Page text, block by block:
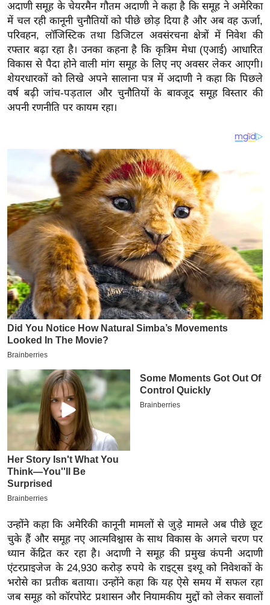
वि
शे
ष
ज्ञ
रा
य
ब
के
ट
P
L
2
0
2
6
क्रा
इ
म
ई
-
प
र
मि
सा
ल
बे
मि
सा
ल
अदाणी समूह के चेयरमैन गौतम अदाणी ने कहा है कि समूह ने अमेरिका
में चल रही कानूनी चुनौतियों को पीछे छोड़ दिया है और अब वह ऊर्जा,
परिवहन, लॉजिस्टिक तथा डिजिटल अवसंरचना क्षेत्रों में निवेश की
रफ्तार बढ़ा रहा है। उनका कहना है कि कृत्रिम मेधा (एआई) आधारित
विकास से पैदा होने वाली मांग समूह के लिए नए अवसर लेकर आएगी।
शेयरधारकों को लिखे अपने सालाना पत्र में अदाणी ने कहा कि पिछले
वर्ष बढ़ी जांच-पड़ताल और चुनौतियों के बावजूद समूह विस्तार की
अपनी रणनीति पर कायम रहा।
उन्होंने कहा कि अमेरिकी कानूनी मामलों से जुड़े मामले अब पीछे छूट
चुके हैं और समूह नए आत्मविश्वास के साथ विकास के अगले चरण पर
ध्यान केंद्रित कर रहा है। अदाणी ने समूह की प्रमुख कंपनी अदाणी
एंटरप्राइजेज के 24,930 करोड़ रुपये के राइट्स इश्यू को निवेशकों के
भरोसे का प्रतीक बताया। उन्होंने कहा कि यह ऐसे समय में सफल रहा
जब समूह को कॉरपोरेट प्रशासन और नियामकीय मुद्दों को लेकर सवालों